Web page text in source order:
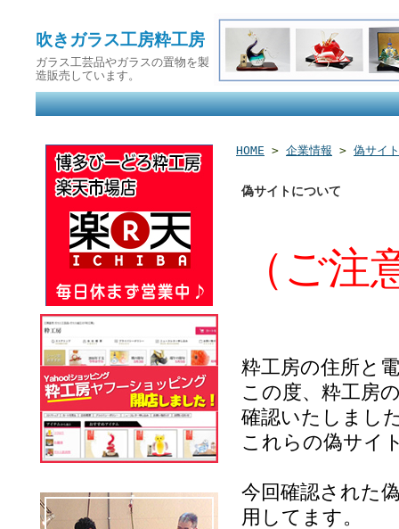
吹きガラス工房粋工房
ガラス工芸品やガラスの置物を製
造販売しています。
HOME > 企業情報 > 偽サイ
偽サイトについて
（ご注
粋工房の住所と
この度、粋工房
確認いたしまし
これらの偽サイ
今回確認された
用してます。